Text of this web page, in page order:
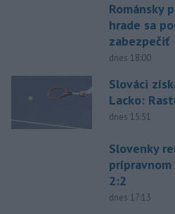
Románsky
hrade sa
zabezpečiť
dnes 18:00
Slováci
Lacko:
dnes 15:51
Slovenky
2:2
dnes 17:13